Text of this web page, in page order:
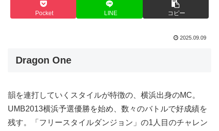
Pocket LINE コピー
2025.09.09
Dragon One
韻を連打していくスタイルが特徴の、横浜出身のMC。
UMB2013横浜予選優勝を始め、数々のバトルで好成績を
残す。「フリースタイルダンジョン」の1人目のチャレン